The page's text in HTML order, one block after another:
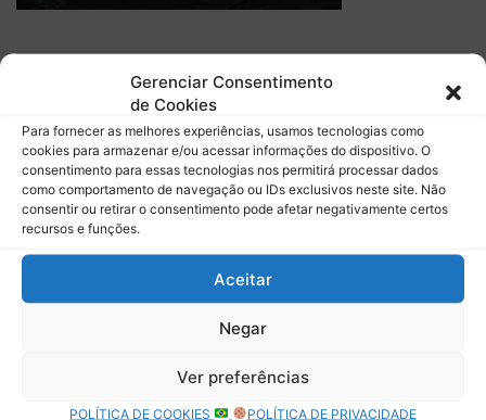
Gerenciar Consentimento
de Cookies
Para fornecer as melhores experiências, usamos tecnologias como
cookies para armazenar e/ou acessar informações do dispositivo. O
consentimento para essas tecnologias nos permitirá processar dados
como comportamento de navegação ou IDs exclusivos neste site. Não
consentir ou retirar o consentimento pode afetar negativamente certos
recursos e funções.
Aceitar
Negar
Ver preferências
POLÍTICA DE COOKIES POLÍTICA DE PRIVACIDADE
Descubra mais sobre Boletim do
Paddock
Assine para receber nossas notícias mais recentes por e-
mail.
Digite seu e-mail…
Assinar
Deixe uma resposta